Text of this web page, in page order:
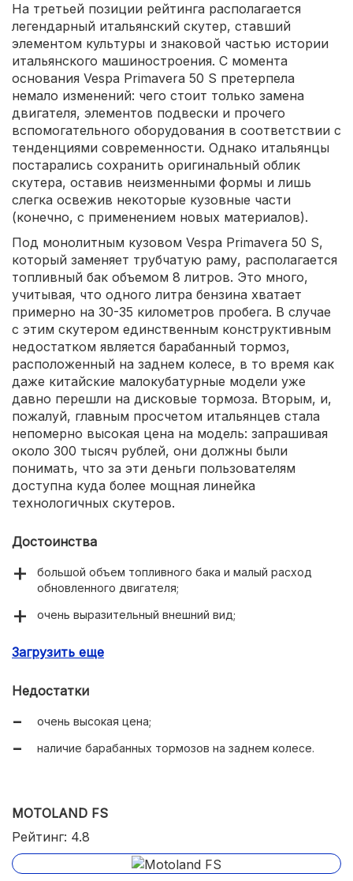
На третьей позиции рейтинга располагается
легендарный итальянский скутер, ставший
элементом культуры и знаковой частью истории
итальянского машиностроения. С момента
основания Vespa Primavera 50 S претерпела
немало изменений: чего стоит только замена
двигателя, элементов подвески и прочего
вспомогательного оборудования в соответствии с
тенденциями современности. Однако итальянцы
постарались сохранить оригинальный облик
скутера, оставив неизменными формы и лишь
слегка освежив некоторые кузовные части
(конечно, с применением новых материалов).
Под монолитным кузовом Vespa Primavera 50 S,
который заменяет трубчатую раму, располагается
топливный бак объемом 8 литров. Это много,
учитывая, что одного литра бензина хватает
примерно на 30-35 километров пробега. В случае
с этим скутером единственным конструктивным
недостатком является барабанный тормоз,
расположенный на заднем колесе, в то время как
даже китайские малокубатурные модели уже
давно перешли на дисковые тормоза. Вторым, и,
пожалуй, главным просчетом итальянцев стала
непомерно высокая цена на модель: запрашивая
около 300 тысяч рублей, они должны были
понимать, что за эти деньги пользователям
доступна куда более мощная линейка
технологичных скутеров.
Достоинства
большой объем топливного бака и малый расход
обновленного двигателя;
очень выразительный внешний вид;
Загрузить еще
Недостатки
очень высокая цена;
наличие барабанных тормозов на заднем колесе.
MOTOLAND FS
Рейтинг: 4.8